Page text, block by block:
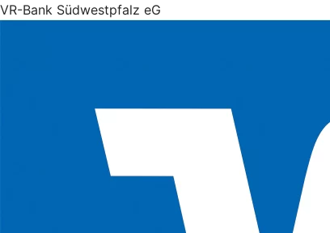
VR-Bank Südwestpfalz eG